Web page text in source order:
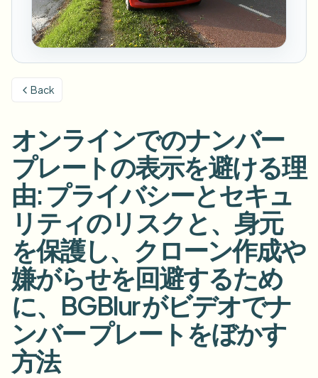
背景をぼかす
何でもぼかす
GDPRコンプライアンスぼかし
ストリートインタビューぼかし
ゲーム＆配信ぼかし
ナンバープレートをぼかす
顔をぼかす
AI Video Object Remover
写真の顔をオンラインでぼかす
顔の匿名化
ボイスアノニマイザー
顔交換 - 画像
顔交換 - 動画
キャンパスカメラ、講義、地区の一括プライバシー
メディア・エンターテインメント
試写、リリース、コンプライアンス
小売・EC
医療
クリニックと患者向けビデオガバナンス
公共部門
FOIA、安全な開示、編集
一括顔の匿名化
大量バッチ、保持、SLA
一括ナンバープレートぼかし
フリート、ドライブレコーダー、駐車場を大規模に
一括顔ぼかし
高スループットパイプライン
FAQ
ブログ
Whitepapers
ツール
カテゴリ
製品
Choose language
Back
オンラインでのナンバー
プレートの表示を避ける理
由: プライバシーとセキュ
リティのリスクと、身元
を保護し、クローン作成や
嫌がらせを回避するため
に、BGBlur がビデオでナ
ンバー プレートをぼかす
方法